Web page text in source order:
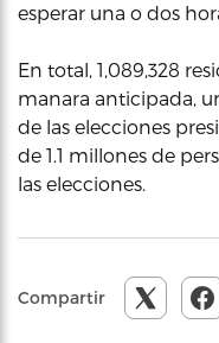
esperar una o dos
En total, 1,089,328
manara anticipada,
de las elecciones
de 1.1 millones de
las elecciones.
Compartir